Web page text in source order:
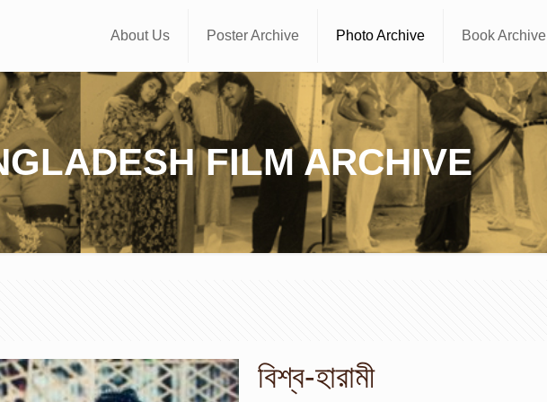
About Us Poster Archive Photo Archive Book Archive
FILM ARCHIVE
বিশ্ব-হারামী